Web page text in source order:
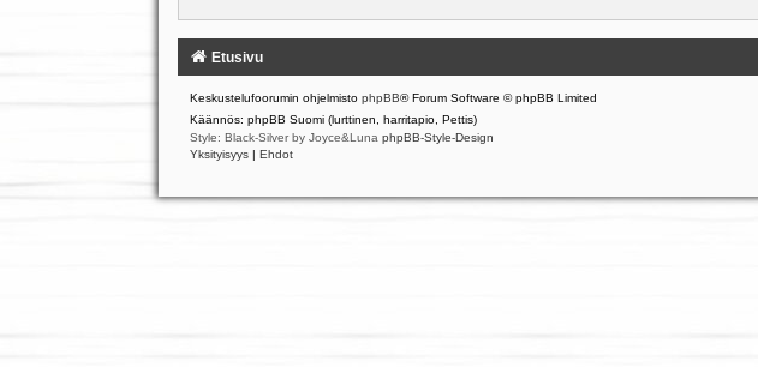
Etusivu
Keskustelufoorumin ohjelmisto phpBB® Forum Software © phpBB Limited
Käännös: phpBB Suomi (lurttinen, harritapio, Pettis)
Style: Black-Silver by Joyce&Luna phpBB-Style-Design
Yksityisyys | Ehdot